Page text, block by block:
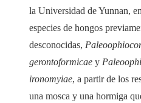
la Universidad de Yunnan,
especies de hongos
desconocidas,
gerontoformicae y
ironomyiae, a partir de los
una mosca y una hormiga